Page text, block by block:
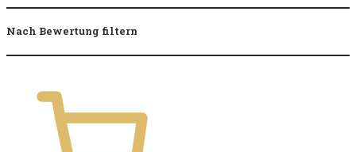
Nach Bewertung filtern